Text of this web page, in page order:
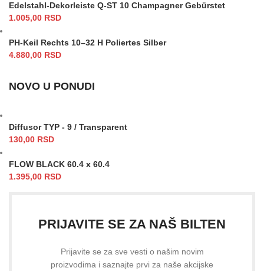
Edelstahl-Dekorleiste Q-ST 10 Champagner Gebürstet
1.005,00 RSD
PH-Keil Rechts 10–32 H Poliertes Silber
4.880,00 RSD
NOVO U PONUDI
Diffusor TYP - 9 / Transparent
130,00 RSD
FLOW BLACK 60.4 x 60.4
1.395,00 RSD
PRIJAVITE SE ZA NAŠ BILTEN
Prijavite se za sve vesti o našim novim
proizvodima i saznajte prvi za naše akcijske